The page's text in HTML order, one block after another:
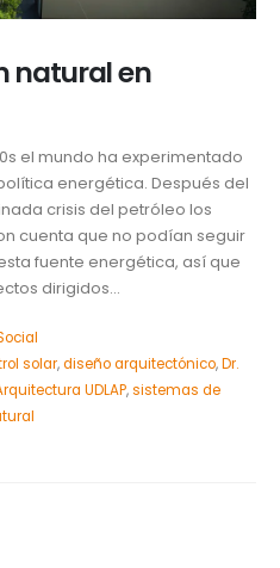
natural en
el mundo ha experimentado
energética. Después del
crisis del petróleo los
cuenta que no podían seguir
fuente energética, así que
dirigidos...
solar,diseño arquitectónico,Dr.
UDLAP,sistemas de